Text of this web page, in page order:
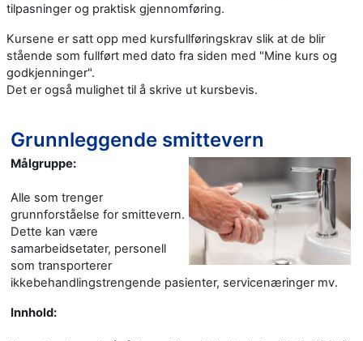
tilpasninger og praktisk gjennomføring.
Kursene er satt opp med kursfullføringskrav slik at de blir
stående som fullført med dato fra siden med "Mine kurs og
godkjenninger".
Det er også mulighet til å skrive ut kursbevis.
Grunnleggende smittevern
Målgruppe:
Alle som trenger
grunnforståelse for smittevern.
Dette kan være
samarbeidsetater, personell
som transporterer
ikkebehandlingstrengende pasienter, servicenæringer mv.
Innhold: